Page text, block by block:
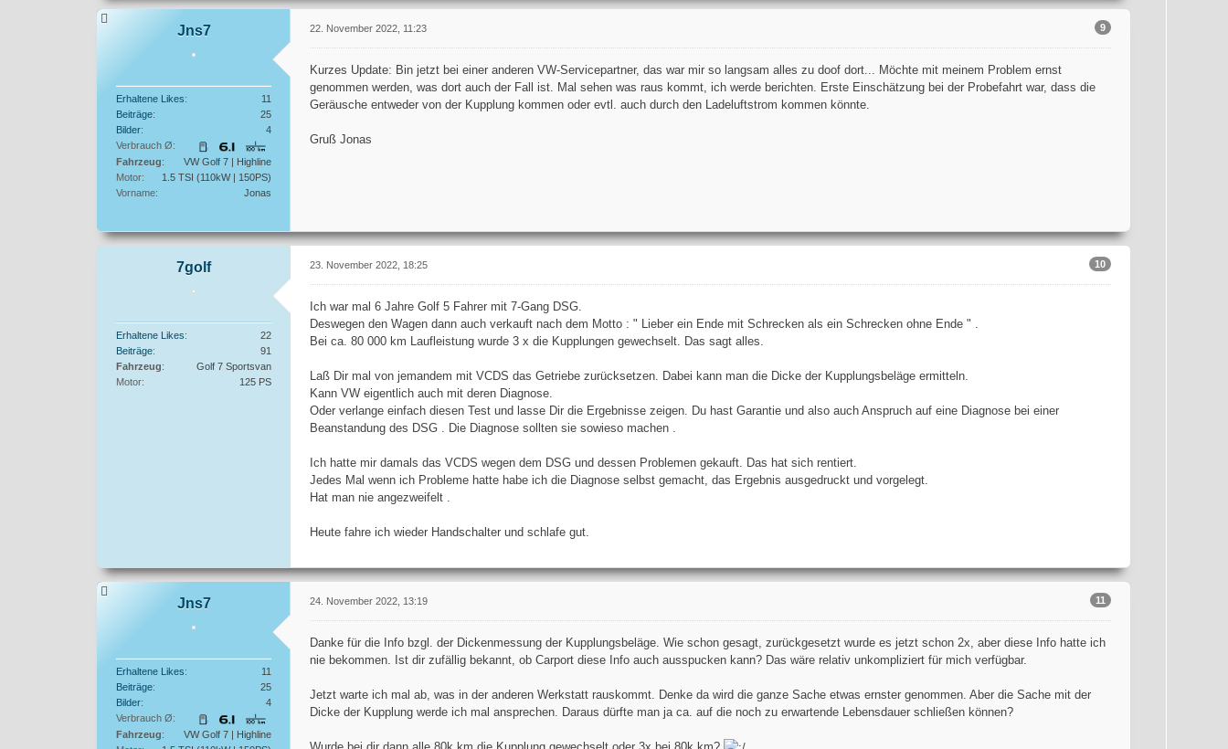
Jns7
Erhaltene Likes
11
Beiträge
25
Bilder
4
Verbrauch Ø
Fahrzeug
VW Golf 7 | Highline
Motor
1.5 TSI (110kW | 150PS)
Vorname
Jonas
9
22. November 2022, 11:23
Kurzes Update: Bin jetzt bei einer anderen VW-Servicepartner, das war mir so langsam alles zu doof dort... Möchte mit meinem Problem ernst
genommen werden, was dort auch der Fall ist. Mal sehen was raus kommt, ich werde berichten. Erste Einschätzung bei der Probefahrt war, dass die
Geräusche entweder von der Kupplung kommen oder evtl. auch durch den Ladeluftstrom kommen könnte.
Gruß Jonas
7golf
Erhaltene Likes
22
Beiträge
91
Fahrzeug
Golf 7 Sportsvan
Motor
125 PS
10
23. November 2022, 18:25
Ich war mal 6 Jahre Golf 5 Fahrer mit 7-Gang DSG.
Deswegen den Wagen dann auch verkauft nach dem Motto : " Lieber ein Ende mit Schrecken als ein Schrecken ohne Ende " .
Bei ca. 80 000 km Laufleistung wurde 3 x die Kupplungen gewechselt. Das sagt alles.
Laß Dir mal von jemandem mit VCDS das Getriebe zurücksetzen. Dabei kann man die Dicke der Kupplungsbeläge ermitteln.
Kann VW eigentlich auch mit deren Diagnose.
Oder verlange einfach diesen Test und lasse Dir die Ergebnisse zeigen. Du hast Garantie und also auch Anspruch auf eine Diagnose bei einer
Beanstandung des DSG . Die Diagnose sollten sie sowieso machen .
Ich hatte mir damals das VCDS wegen dem DSG und dessen Problemen gekauft. Das hat sich rentiert.
Jedes Mal wenn ich Probleme hatte habe ich die Diagnose selbst gemacht, das Ergebnis ausgedruckt und vorgelegt.
Hat man nie angezweifelt .
Heute fahre ich wieder Handschalter und schlafe gut.
Jns7
Erhaltene Likes
11
Beiträge
25
Bilder
4
Verbrauch Ø
Fahrzeug
VW Golf 7 | Highline
11
24. November 2022, 13:19
Danke für die Info bzgl. der Dickenmessung der Kupplungsbeläge. Wie schon gesagt, zurückgesetzt wurde es jetzt schon 2x, aber diese Info hatte ich
nie bekommen. Ist dir zufällig bekannt, ob Carport diese Info auch ausspucken kann? Das wäre relativ unkompliziert für mich verfügbar.
Jetzt warte ich mal ab, was in der anderen Werkstatt rauskommt. Denke da wird die ganze Sache etwas ernster genommen. Aber die Sache mit der
Dicke der Kupplung werde ich mal ansprechen. Daraus dürfte man ja ca. auf die noch zu erwartende Lebensdauer schließen können?